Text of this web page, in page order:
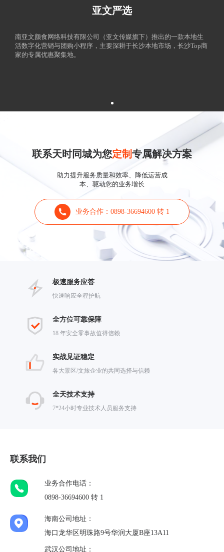
亚文严选
南亚文颜食网络科技有限公司（亚文传媒旗下）推出的一款本地生
活数字化营销与团购小程序，主要深耕于长沙本地市场，长沙Top商
家的专属优惠聚集地。
联系天时同城为您定制专属解决方案
助力提升服务质量和效率、降低运营成
本、驱动您的业务增长
业务合作：0898-36694600 转 1
极速服务应答
快速响应全程护航
全方位可靠保障
18 年安全零事故值得信赖
实战见证稳定
各大景区/文旅企业的共同选择与信赖
全天技术支持
7*24小时专业技术人员服务支持
联系我们
业务合作电话：
0898-36694600 转 1
海南公司地址：
海口龙华区明珠路9号华润大厦B座13A11
武汉公司地址：